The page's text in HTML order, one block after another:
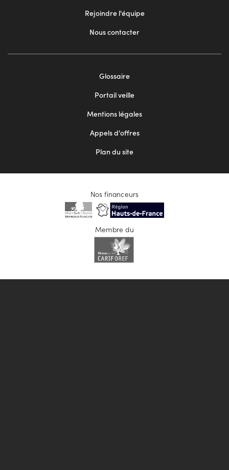
Rejoindre l'équipe
Nous contacter
Glossaire
Portail veille
Mentions légales
Appels d'offres
Plan du site
Nos financeurs
Membre du